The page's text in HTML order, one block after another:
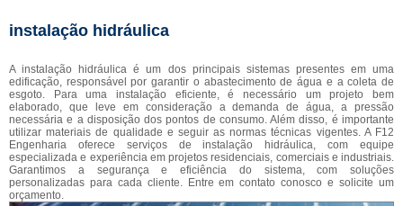
instalação hidráulica
A instalação hidráulica é um dos principais sistemas presentes em uma
edificação, responsável por garantir o abastecimento de água e a coleta de
esgoto. Para uma instalação eficiente, é necessário um projeto bem
elaborado, que leve em consideração a demanda de água, a pressão
necessária e a disposição dos pontos de consumo. Além disso, é importante
utilizar materiais de qualidade e seguir as normas técnicas vigentes. A F12
Engenharia oferece serviços de instalação hidráulica, com equipe
especializada e experiência em projetos residenciais, comerciais e industriais.
Garantimos a segurança e eficiência do sistema, com soluções
personalizadas para cada cliente. Entre em contato conosco e solicite um
orçamento.